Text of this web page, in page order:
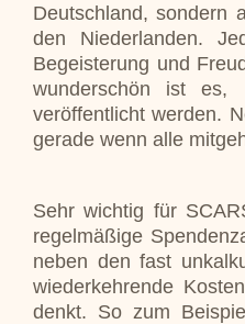
Deutschland, sondern
den Niederlanden.
Begeisterung und
wunderschön ist
veröffentlicht werden.
gerade wenn alle
Sehr wichtig für
regelmäßige
neben den fast
wiederkehrende
denkt. So zum